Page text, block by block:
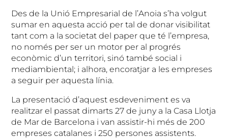
Des de la Unió Empresarial de l’Anoia s’ha volgut
sumar en aquesta acció per tal de donar visibilitat
tant com a la societat del paper que té l’empresa,
no només per ser un motor per al progrés
econòmic d’un territori, sinó també social i
mediambiental; i alhora, encoratjar a les empreses
a seguir per aquesta línia.
La presentació d’aquest esdeveniment es va
realitzar el passat dimarts 27 de juny a la Casa Llotja
de Mar de Barcelona i van assistir-hi més de 200
empreses catalanes i 250 persones assistents.